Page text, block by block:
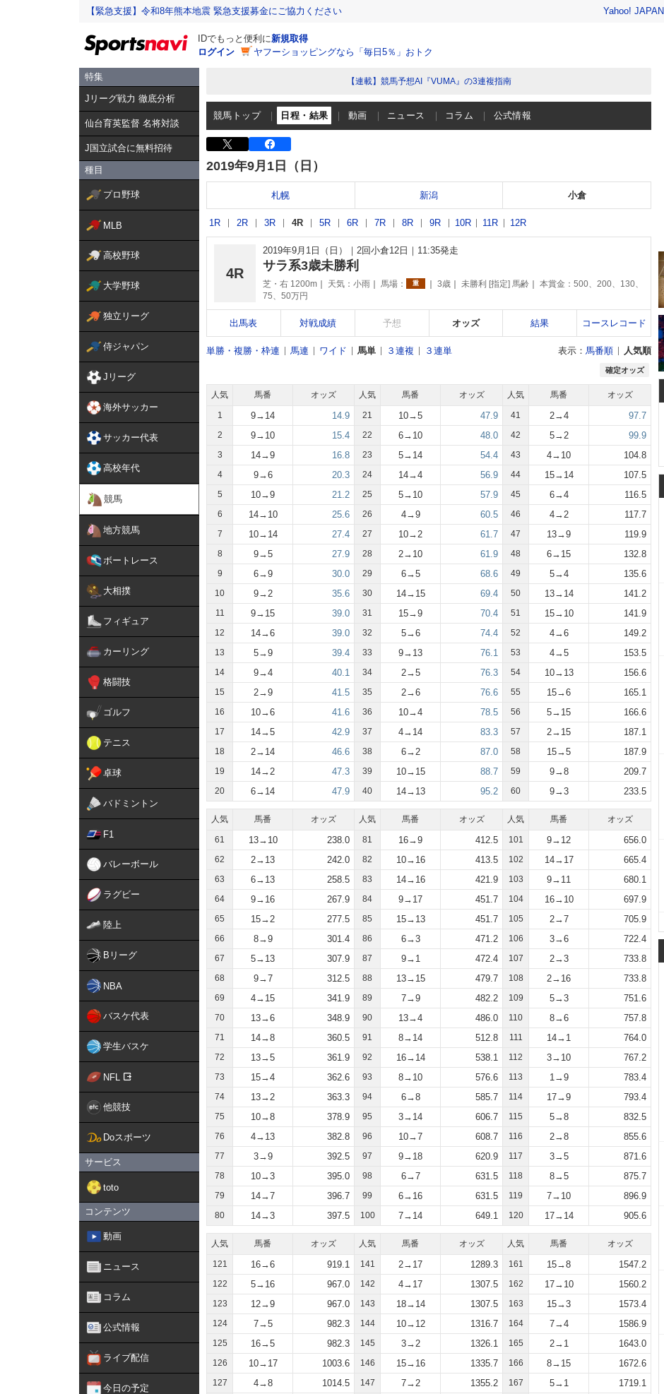
【緊急支援】令和8年熊本地震 緊急支援募金にご協力ください Yahoo! JAPAN
IDでもっと便利に新規取得
ログイン
ヤフーショッピングなら「毎日5％」おトク
特集
Jリーグ戦力 徹底分析
仙台育英監督 名将対談
J国立試合に無料招待
種目
プロ野球
MLB
高校野球
大学野球
独立リーグ
侍ジャパン
Jリーグ
海外サッカー
サッカー代表
高校年代
競馬
地方競馬
ボートレース
大相撲
フィギュア
カーリング
格闘技
ゴルフ
テニス
卓球
バドミントン
F1
バレーボール
ラグビー
陸上
Bリーグ
NBA
バスケ代表
学生バスケ
NFL
他競技
Doスポーツ
サービス
toto
コンテンツ
動画
ニュース
コラム
公式情報
ライブ配信
今日の予定
【連載】競馬予想AI『VUMA』の3連複指南
競馬トップ 日程・結果 動画 ニュース コラム 公式情報
2019年9月1日（日）
札幌 新潟 小倉
1R 2R 3R 4R 5R 6R 7R 8R 9R 10R 11R 12R
4R
2019年9月1日（日） 2回小倉12日 11:35発走
サラ系3歳未勝利
芝・右 1200m 天気： 小雨 馬場： 重 3歳 未勝利 [指定] 馬齢
本賞金：500、200、130、
75、50万円
出馬表 対戦成績 予想 オッズ 結果 コースレコード
単勝・複勝・枠連 馬連 ワイド 馬単 ３連複 ３連単 表示： 馬番順 人気順
確定オッズ
人気 馬番 オッズ
1 9→14 14.9
2 9→10 15.4
3 14→9 16.8
4 9→6 20.3
5 10→9 21.2
6 14→10 25.6
7 10→14 27.4
8 9→5 27.9
9 6→9 30.0
10 9→2 35.6
11 9→15 39.0
12 14→6 39.0
13 5→9 39.4
14 9→4 40.1
15 2→9 41.5
16 10→6 41.6
17 14→5 42.9
18 2→14 46.6
19 14→2 47.3
20 6→14 47.9
人気 馬番 オッズ
21 10→5 47.9
22 6→10 48.0
23 5→14 54.4
24 14→4 56.9
25 5→10 57.9
26 4→9 60.5
27 10→2 61.7
28 2→10 61.9
29 6→5 68.6
30 14→15 69.4
31 15→9 70.4
32 5→6 74.4
33 9→13 76.1
34 2→5 76.3
35 2→6 76.6
36 10→4 78.5
37 4→14 83.3
38 6→2 87.0
39 10→15 88.7
40 14→13 95.2
人気 馬番 オッズ
41 2→4 97.7
42 5→2 99.9
43 4→10 104.8
44 15→14 107.5
45 6→4 116.5
46 4→2 117.7
47 13→9 119.9
48 6→15 132.8
49 5→4 135.6
50 13→14 141.2
51 15→10 141.9
52 4→6 149.2
53 4→5 153.5
54 10→13 156.6
55 15→6 165.1
56 5→15 166.6
57 2→15 187.1
58 15→5 187.9
59 9→8 209.7
60 9→3 233.5
人気 馬番 オッズ
61 13→10 238.0
62 2→13 242.0
63 6→13 258.5
64 9→16 267.9
65 15→2 277.5
66 8→9 301.4
67 5→13 307.9
68 9→7 312.5
69 4→15 341.9
70 13→6 348.9
71 14→8 360.5
72 13→5 361.9
73 15→4 362.6
74 13→2 363.3
75 10→8 378.9
76 4→13 382.8
77 3→9 392.5
78 10→3 395.0
79 14→7 396.7
80 14→3 397.5
人気 馬番 オッズ
81 16→9 412.5
82 10→16 413.5
83 14→16 421.9
84 9→17 451.7
85 15→13 451.7
86 6→3 471.2
87 9→1 472.4
88 13→15 479.7
89 7→9 482.2
90 13→4 486.0
91 8→14 512.8
92 16→14 538.1
93 8→10 576.6
94 6→8 585.7
95 3→14 606.7
96 10→7 608.7
97 9→18 620.9
98 6→7 631.5
99 6→16 631.5
100 7→14 649.1
人気 馬番 オッズ
101 9→12 656.0
102 14→17 665.4
103 9→11 680.1
104 16→10 697.9
105 2→7 705.9
106 3→6 722.4
107 2→3 733.8
108 2→16 733.8
109 5→3 751.6
110 8→6 757.8
111 14→1 764.0
112 3→10 767.2
113 1→9 783.4
114 17→9 793.4
115 5→8 832.5
116 2→8 855.6
117 3→5 871.6
118 8→5 875.7
119 7→10 896.9
120 17→14 905.6
人気 馬番 オッズ
121 16→6 919.1
122 5→16 967.0
123 12→9 967.0
124 7→5 982.3
125 16→5 982.3
126 10→17 1003.6
127 4→8 1014.5
人気 馬番 オッズ
141 2→17 1289.3
142 4→17 1307.5
143 18→14 1307.5
144 10→12 1316.7
145 3→2 1326.1
146 15→16 1335.7
147 7→2 1355.2
人気 馬番 オッズ
161 15→8 1547.2
162 17→10 1560.2
163 15→3 1573.4
164 7→4 1586.9
165 2→1 1643.0
166 8→15 1672.6
167 5→1 1719.1